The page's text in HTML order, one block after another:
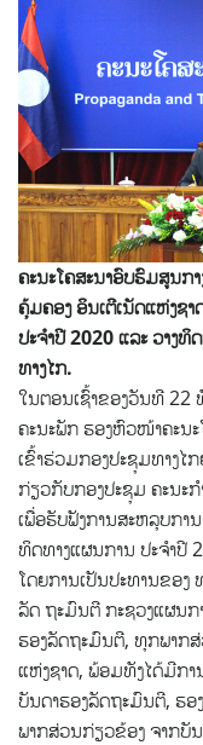
ຄະນະໂຄສະນາອົບຮົມສູນກ
ຄຸ້ມຄອງ ອິນເຕີເນັດແຫ່ງຊ
ປະຈໍາປີ 2020 ແລະ ວາງ
ທາງໄກ.
ໃນຕອນເຊົ້າຂອງວັນທີ
ຄະນະພັກ ຮອງຫົວໜ້າຄະນ
ເຂົ້າຮ່ວມກອງປະຊຸມທາງໄ
ກ່ຽວກັບກອງປະຊຸມ ຄະນະ
ເພື່ອຮັບຟັງການສະຫລຸບກາ
ທິດທາງແຜນການ ປະຈໍາປີ
ໂດຍການເປັນປະທານຂອ
ລັດ ຖະມົນຕີ ກະຊວງແຜນ
ຮອງລັດຖະມົນຕີ, ທຸກພາກ
ແຫ່ງຊາດ, ພ້ອມທັງໄດ້ມີກາ
ບັນດາຮອງລັດຖະມົນຕີ, ຮອ
ພາກສ່ວນກ່ຽວຂ້ອງ ຈາກບັ